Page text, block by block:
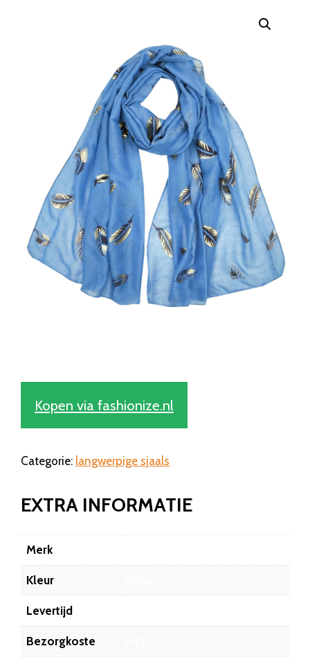
Kopen via fashionize.nl
Categorie: langwerpige sjaals
EXTRA INFORMATIE
Merk
Kleur
Levertijd
Bezorgkoste